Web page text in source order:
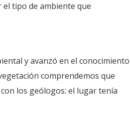
tipo de ambiente que
y avanzó en el conocimiento
comprendemos que
los geólogos: el lugar tenía